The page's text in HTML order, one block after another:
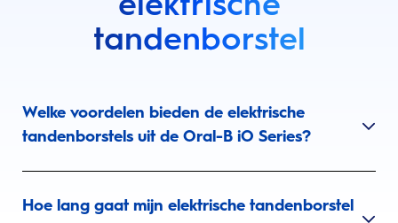
tandenborstel
Welke voordelen bieden de elektrische
tandenborstels uit de Oral-B iO Series?
Hoe lang gaat mijn elektrische tandenborstel